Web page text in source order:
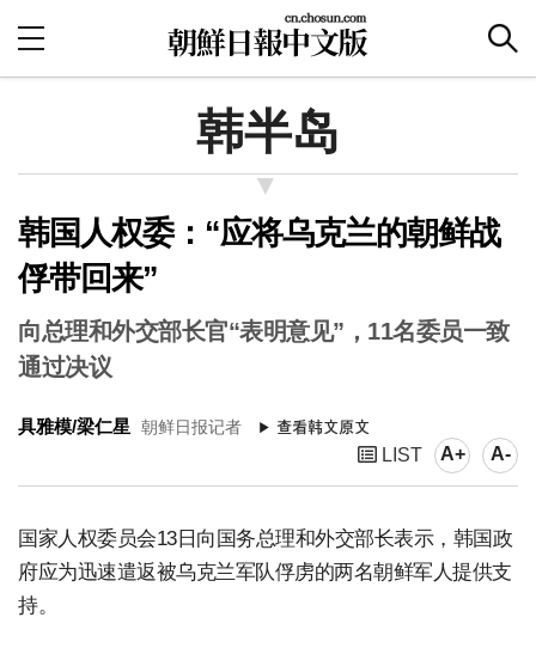
韩半岛
韩国人权委：“应将乌克兰的朝鲜战
俘带回来”
向总理和外交部长官“表明意见”，11名委员一致
通过决议
具雅模/梁仁星 朝鲜日报记者
LIST A+ A-
国家人权委员会13日向国务总理和外交部长表示，韩国政
府应为迅速遣返被乌克兰军队俘虏的两名朝鲜军人提供支
持。